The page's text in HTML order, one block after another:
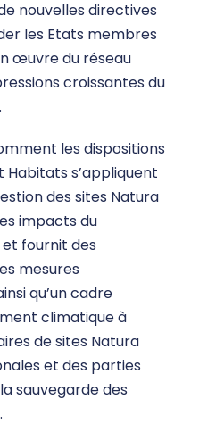
nouvelles directives
les Etats membres
œuvre du réseau
croissantes du
les dispositions
Habitats s’appliquent
des sites Natura
impacts du
fournit des
mesures
qu’un cadre
climatique à
de sites Natura
et des parties
sauvegarde des